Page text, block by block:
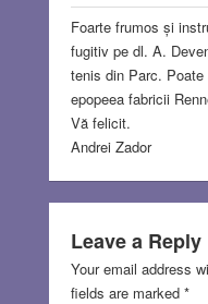
Foarte frumos și
fugitiv pe dl. A.
tenis din Parc.
epopeea fabricii
Vă felicit.
Andrei Zador
Leave a Reply
Your email address
fields are marked *